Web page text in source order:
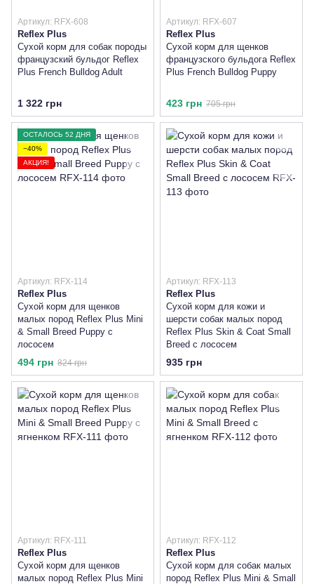
Артикул: RFX-608
Reflex Plus
Сухой корм для собак породы
французский бульдог Reflex
Plus French Bulldog Adult
1 322 грн
Артикул: RFX-607
Reflex Plus
Сухой корм для щенков
французского бульдога Reflex
Plus French Bulldog Puppy
423 грн 705 грн
ОСТАЛОСЬ 52 ДНЯ
−40%
АКЦИЯ!
Артикул: RFX-114
Reflex Plus
Сухой корм для щенков
малых пород Reflex Plus Mini
& Small Breed Puppy с
лососем
494 грн 824 грн
Артикул: RFX-113
Reflex Plus
Сухой корм для кожи и
шерсти собак малых пород
Reflex Plus Skin & Coat Small
Breed с лососем
935 грн
Артикул: RFX-111
Reflex Plus
Сухой корм для щенков
малых пород Reflex Plus Mini
Артикул: RFX-112
Reflex Plus
Сухой корм для собак малых
пород Reflex Plus Mini & Small